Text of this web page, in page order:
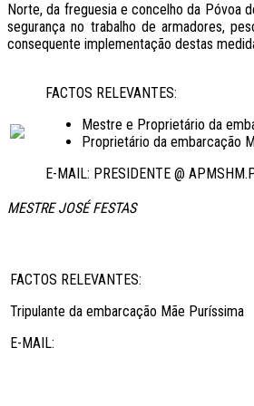
Norte, da freguesia e concelho da Póvoa
segurança no trabalho de armadores,
consequente implementação destas
FACTOS RELEVANTES:
Mestre e Proprietário da
Proprietário da embarcação
E-MAIL: PRESIDENTE @
MESTRE JOSÉ FESTAS
FACTOS RELEVANTES:
Tripulante da embarcação Mãe Puríssima
E-MAIL: